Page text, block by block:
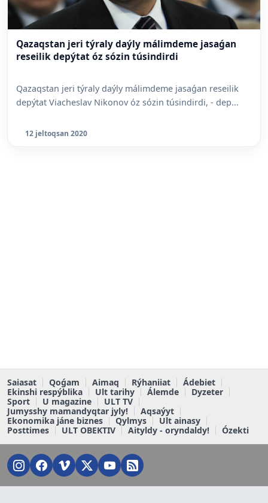
Qazaqstan jeri týraly daýly málimdeme jasaǵan
reseilik depýtat óz sózin túsindirdi
Qazaqstan jeri týraly daýly málimdeme jasaǵan reseilik
depýtat Viacheslav Nikonov óz sózin túsindirdi, - dep...
12 jeltoqsan 2020
Saiasat Qoǵam Aimaq Rýhaniiat
Ádebiet
Ekinshi respýblika
Ult tarihy Álemde
Dyzeter
Sport
U magazine
ULT TV
Jumysshy mamandyqtar jyly!
Aqsaýyt
Ekonomika jáne biznes
Qylmys
Ult ainasy
Posttimes
ULT OBEKTIV Aityldy - oryndaldy! Ózekti